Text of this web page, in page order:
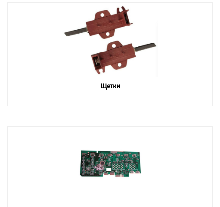
Щетки